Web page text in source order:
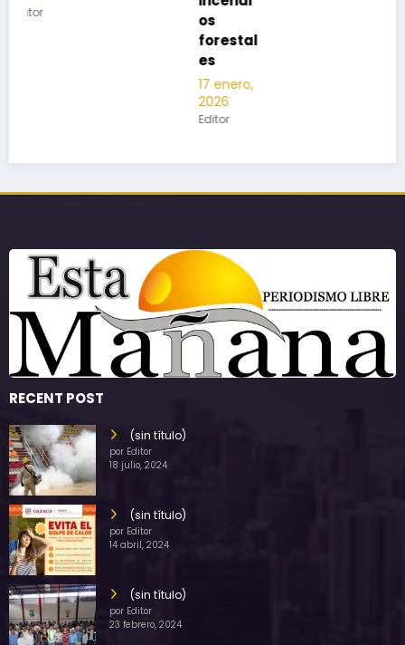
RECENT POST
(sin título)
por Editor
18 julio, 2024
(sin título)
por Editor
14 abril, 2024
(sin título)
por Editor
23 febrero, 2024